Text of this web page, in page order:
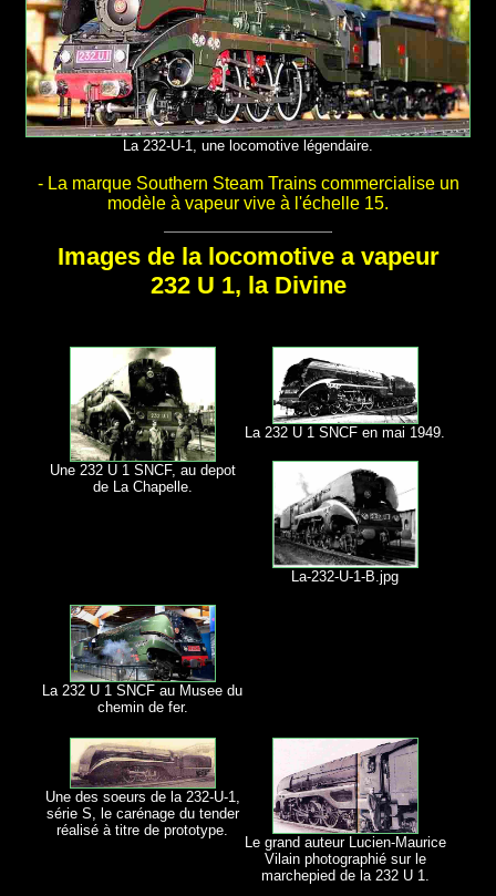
La 232-U-1, une locomotive légendaire.
- La marque Southern Steam Trains commercialise un
modèle à vapeur vive à l'échelle 15.
Images de la locomotive a vapeur
232 U 1, la Divine
Une 232 U 1 SNCF, au depot
de La Chapelle.
La 232 U 1 SNCF en mai 1949.
La-232-U-1-B.jpg
La 232 U 1 SNCF au Musee du
chemin de fer.
Une des soeurs de la 232-U-1,
série S, le carénage du tender
réalisé à titre de prototype.
Le grand auteur Lucien-Maurice
Vilain photographié sur le
marchepied de la 232 U 1.